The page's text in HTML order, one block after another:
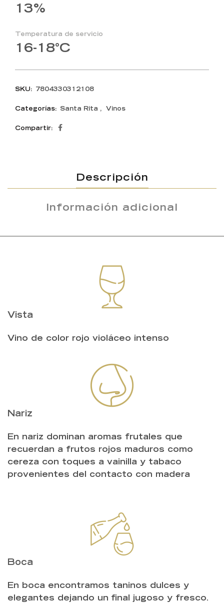
13%
Temperatura de servicio
16-18°C
SKU: 7804330312108
Categorías: Santa Rita , Vinos
Compartir
Descripción
Información adicional
Vista
Vino de color rojo violáceo intenso
Nariz
En nariz dominan aromas frutales que
recuerdan a frutos rojos maduros como
cereza con toques a vainilla y tabaco
provenientes del contacto con madera
Boca
En boca encontramos taninos dulces y
elegantes dejando un final jugoso y fresco.